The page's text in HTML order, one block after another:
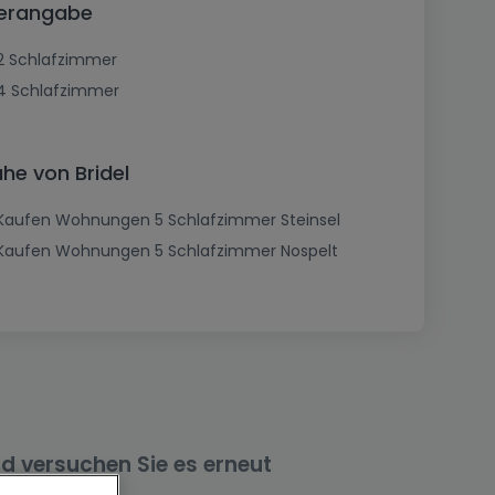
Schlafzimmer
Schlafzimmer
von Bridel
Wohnungen 5 Schlafzimmer Steinsel
Wohnungen 5 Schlafzimmer Nospelt
versuchen Sie es erneut